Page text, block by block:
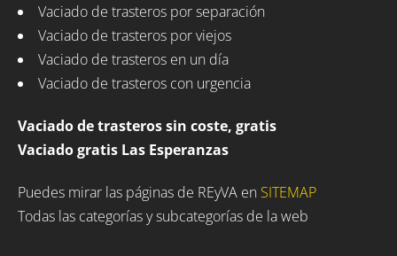
Vaciado de trasteros por separación
Vaciado de trasteros por viejos
Vaciado de trasteros en un día
Vaciado de trasteros con urgencia
Vaciado de trasteros sin coste, gratis
Vaciado gratis Las Esperanzas
Puedes mirar las páginas de REyVA en SITEMAP
Todas las categorías y subcategorías de la web